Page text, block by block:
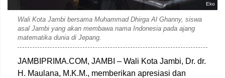
Eko
Wali Kota Jambi bersama Muhammad Dhirga Al Ghanny, siswa
asal Jambi yang akan membawa nama Indonesia pada ajang
matematika dunia di Jepang.
JAMBIPRIMA.COM, JAMBI – Wali Kota Jambi, Dr. dr.
H. Maulana, M.K.M., memberikan apresiasi dan